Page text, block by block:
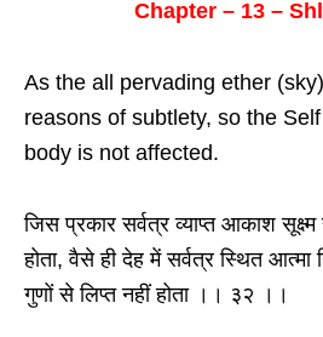
Chapter – 13 –
As the all pervading ether
reasons of subtlety, so the
body is not affected.
जिस प्रकार सर्वत्र व्याप्त आकाश
होता, वैसे ही देह में सर्वत्र स्थित
गुणों से लिप्त नहीं होता ।। ३२ ।।